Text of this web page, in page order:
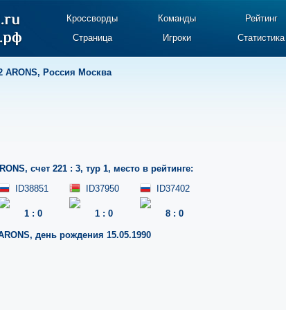
Кроссворды Команды Рейтинг
Страница
Игроки Статистика
ARONS, Россия Москва
, счет 221 : 3, тур 1, место в рейтинге:
ID38851
1 : 0
ID37950
1 : 0
ID37402
8 : 0
, день рождения 15.05.1990